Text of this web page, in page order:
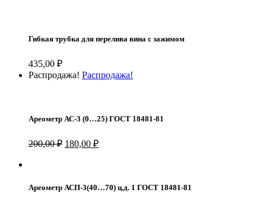
Гибкая трубка для перелива вина с зажимом
435,00 ₽
Распродажа! Распродажа!
Ареометр АС-3 (0…25) ГОСТ 18481-81
200,00₽ Первоначальная
180,00 ₽Текущая
Ареометр АСП-3(40…70) ц.д. 1 ГОСТ 18481-81